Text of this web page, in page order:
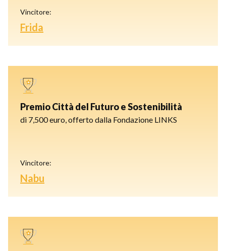
Vincitore:
Frida
Premio Città del Futuro e Sostenibilità
di 7,500 euro, offerto dalla Fondazione LINKS
Vincitore:
Nabu